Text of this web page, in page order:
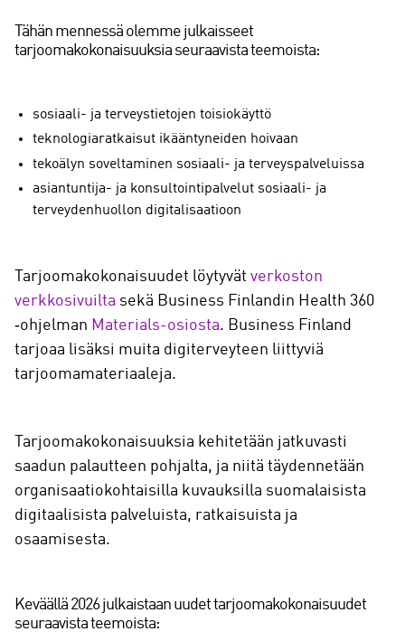
Tähän mennessä olemme julkaisseet
tarjoomakokonaisuuksia seuraavista teemoista:
sosiaali- ja terveystietojen toisiokäyttö
teknologiaratkaisut ikääntyneiden hoivaan
tekoälyn soveltaminen sosiaali- ja terveyspalveluissa
asiantuntija- ja konsultointipalvelut sosiaali- ja
terveydenhuollon digitalisaatioon
Tarjoomakokonaisuudet löytyvät verkoston
verkkosivuilta sekä Business Finlandin Health 360
‑ohjelman Materials-osiosta. Business Finland
tarjoaa lisäksi muita digiterveyteen liittyviä
tarjoomamateriaaleja.
Tarjoomakokonaisuuksia kehitetään jatkuvasti
saadun palautteen pohjalta, ja niitä täydennetään
organisaatiokohtaisilla kuvauksilla suomalaisista
digitaalisista palveluista, ratkaisuista ja
osaamisesta.
Keväällä 2026 julkaistaan uudet tarjoomakokonaisuudet
seuraavista teemoista: